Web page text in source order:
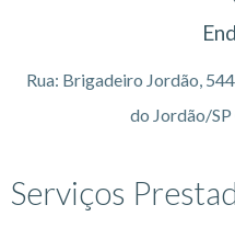
Rua: Brigadeiro Jordão,
do Jordão/
Serviços